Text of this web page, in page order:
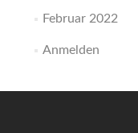
Februar 2022
Anmelden